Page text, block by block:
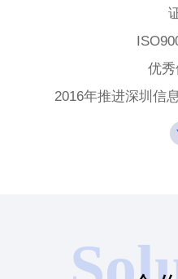
优
2016年推进深圳信
2012-2015年推进深圳